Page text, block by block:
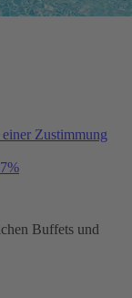
Zustimmung
Buffets und